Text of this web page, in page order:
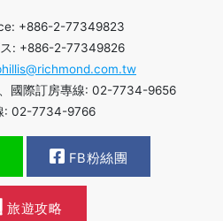
+886-2-77349823
: +886-2-77349826
國際訂房專線: 02-7734-9656
: 02-7734-9766
FB粉絲團
旅遊攻略